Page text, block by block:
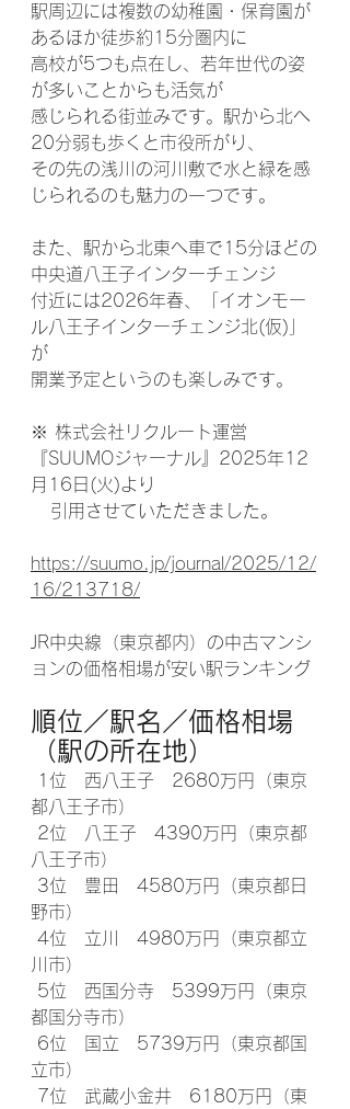
駅周辺には複数の幼稚園・保育園が
あるほか徒歩約15分圏内に
高校が5つも点在し、若年世代の姿
が多いことからも活気が
感じられる街並みです。駅から北へ
20分弱も歩くと市役所がり、
その先の浅川の河川敷で水と緑を感
じられるのも魅力の一つです。
また、駅から北東へ車で15分ほどの
中央道八王子インターチェンジ
付近には2026年春、「イオンモー
ル八王子インターチェンジ北(仮)」
が
開業予定というのも楽しみです。
※ 株式会社リクルート運営
『SUUMOジャーナル』2025年12
月16日(火)より
   引用させていただきました。
https://suumo.jp/journal/2025/12/
16/213718/
JR中央線（東京都内）の中古マンシ
ョンの価格相場が安い駅ランキング
順位／駅名／価格相場
（駅の所在地）
都八王子市）
八王子市）
野市）
川市）
都国分寺市）
立市）